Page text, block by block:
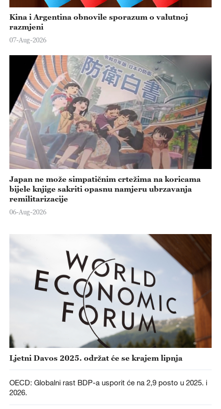
Kina i Argentina obnovile sporazum o valutnoj
razmjeni
07-Aug-2026
Japan ne može simpatičnim crtežima na koricama
bijele knjige sakriti opasnu namjeru ubrzavanja
remilitarizacije
06-Aug-2026
Ljetni Davos 2025. održat će se krajem lipnja
OECD: Globalni rast BDP-a usporit će na 2,9 posto u 2025. i
2026.